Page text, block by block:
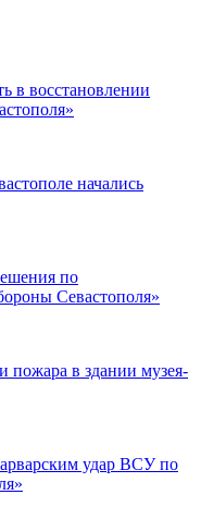
в восстановлении
начались
по
Севастополя»
в здании музея-
удар ВСУ по